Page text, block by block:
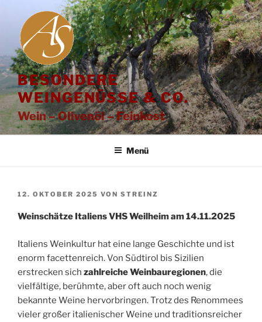
springen
BESONDERE
WEINGENÜSSE & CO.
Wein – Olivenöl – Feinkost
Menü
VERÖFFENTLICHT
12. OKTOBER 2025 VON STREINZ
Weinschätze Italiens VHS Weilheim am 14.11.2025
Italiens Weinkultur hat eine lange Geschichte und ist
enorm facettenreich. Von Südtirol bis Sizilien
erstrecken sich zahlreiche Weinbauregionen, die
vielfältige, berühmte, aber oft auch noch wenig
bekannte Weine hervorbringen. Trotz des Renommees
vieler großer italienischer Weine und traditionsreicher